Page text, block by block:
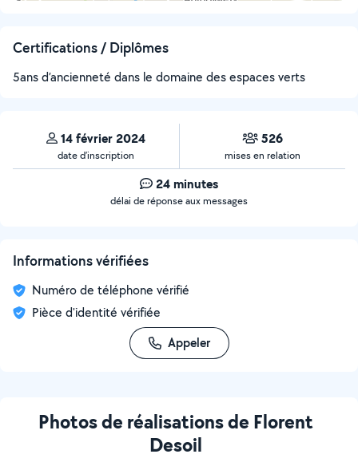
Certifications / Diplômes
5ans d’ancienneté dans le domaine des espaces verts
14 février 2024
date d’inscription
526
mises en relation
24 minutes
délai de réponse aux messages
Informations vérifiées
Numéro de téléphone vérifié
Pièce d'identité vérifiée
Appeler
Photos de réalisations de Florent
Desoil